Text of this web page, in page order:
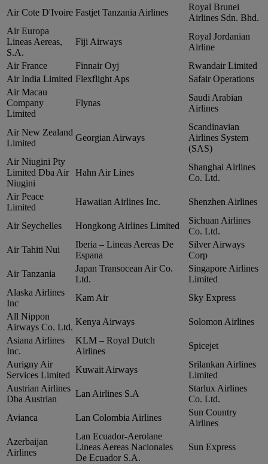
Air Cote D'Ivoire Fastjet Tanzania Airlines
Royal Brunei
Airlines Sdn. Bhd.
Air Europa
Lineas Aereas,
S.A.
Fiji Airways
Royal Jordanian
Airline
Air France
Finnair Oyj
Rwandair Limited
Air India Limited Flexflight Aps
Safair Operations
Air Macau
Company
Limited
Flynas
Saudi Arabian
Airlines
Air New Zealand
Limited
Georgian Airways
Scandinavian
Airlines System
(SAS)
Air Niugini Pty
Limited Dba Air
Niugini
Hahn Air Lines
Shanghai Airlines
Co. Ltd.
Air Peace
Limited
Hawaiian Airlines Inc. Shenzhen Airlines
Air Seychelles Hongkong Airlines Limited
Sichuan Airlines
Co. Ltd.
Air Tahiti Nui
Iberia – Lineas Aereas De
Espana
Silver Airways
Corp
Air Tanzania
Japan Transocean Air Co.
Ltd.
Singapore Airlines
Limited
Alaska Airlines
Inc
Kam Air
Sky Express
All Nippon
Airways Co. Ltd.
Kenya Airways
Solomon Airlines
Asiana Airlines
Inc.
KLM – Royal Dutch
Airlines
Spicejet
Aurigny Air
Services Limited
Kuwait Airways
Srilankan Airlines
Limited
Austrian Airlines
Dba Austrian
Lan Airlines S.A
Starlux Airlines
Co. Ltd.
Avianca
Lan Colombia Airlines
Sun Country
Airlines
Azerbaijan
Airlines
Lan Ecuador‑Aerolane
Lineas Aereas Nacionales
De Ecuador S.A.
Sun Express